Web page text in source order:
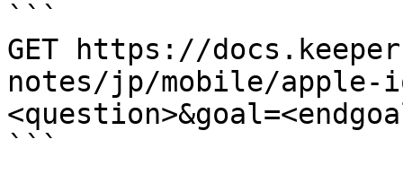
```
GET https://
notes/jp/mobile/
```